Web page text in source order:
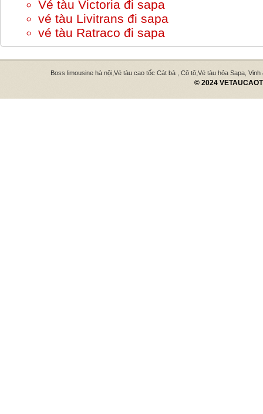
Vé tàu Victoria đi sapa
vé tàu Livitrans đi sapa
vé tàu Ratraco đi sapa
Boss limousine hà nội Vé tàu cao tốc Cát bà , Cô tô Vé tàu hỏa Sapa, Vinh
© 2024